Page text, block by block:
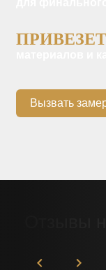
Вызвать